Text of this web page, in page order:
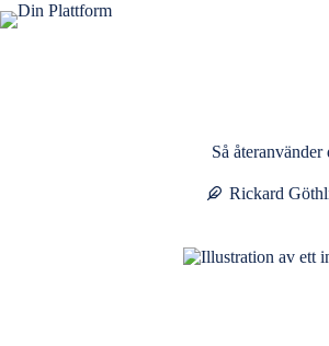
Hoppa
till
Så
Rickard